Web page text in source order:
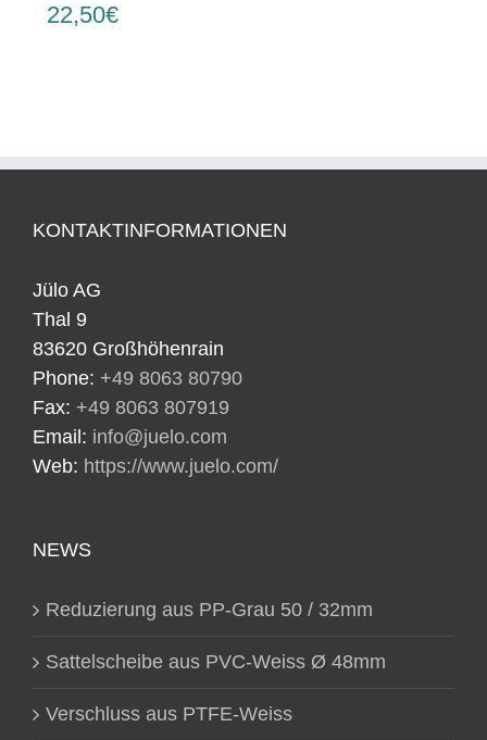
22,50€
KONTAKTINFORMATIONEN
Jülo AG
Thal 9
83620 Großhöhenrain
Phone: +49 8063 80790
Fax: +49 8063 807919
Email: info@juelo.com
Web: https://www.juelo.com/
NEWS
Reduzierung aus PP-Grau 50 / 32mm
Sattelscheibe aus PVC-Weiss Ø 48mm
Verschluss aus PTFE-Weiss